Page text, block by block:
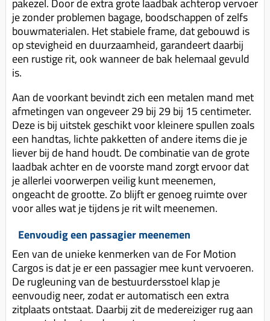
pakezel. Door de extra grote laadbak achterop vervoer
je zonder problemen bagage, boodschappen of zelfs
bouwmaterialen. Het stabiele frame, dat gebouwd is
op stevigheid en duurzaamheid, garandeert daarbij
een rustige rit, ook wanneer de bak helemaal gevuld
is.
Aan de voorkant bevindt zich een metalen mand met
afmetingen van ongeveer 29 bij 29 bij 15 centimeter.
Deze is bij uitstek geschikt voor kleinere spullen zoals
een handtas, lichte pakketten of andere items die je
liever bij de hand houdt. De combinatie van de grote
laadbak achter en de voorste mand zorgt ervoor dat
je allerlei voorwerpen veilig kunt meenemen,
ongeacht de grootte. Zo blijft er genoeg ruimte over
voor alles wat je tijdens je rit wilt meenemen.
Eenvoudig een passagier meenemen
Een van de unieke kenmerken van de For Motion
Cargos is dat je er een passagier mee kunt vervoeren.
De rugleuning van de bestuurdersstoel klap je
eenvoudig neer, zodat er automatisch een extra
zitplaats ontstaat. Daarbij zit de medereiziger rug aan